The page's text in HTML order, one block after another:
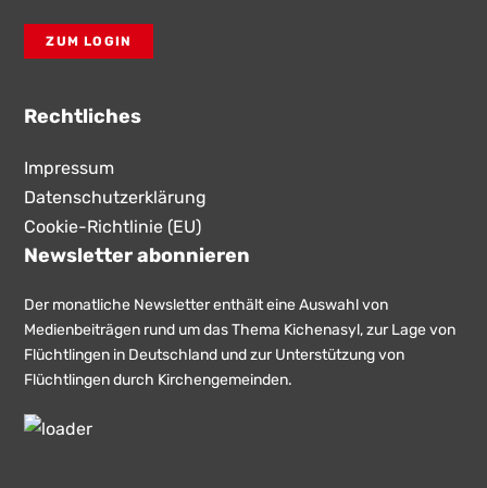
ZUM LOGIN
Rechtliches
Impressum
Datenschutzerklärung
Cookie-Richtlinie (EU)
Newsletter abonnieren
Der monatliche Newsletter enthält eine Auswahl von
Medienbeiträgen rund um das Thema Kichenasyl, zur Lage von
Flüchtlingen in Deutschland und zur Unterstützung von
Flüchtlingen durch Kirchengemeinden.